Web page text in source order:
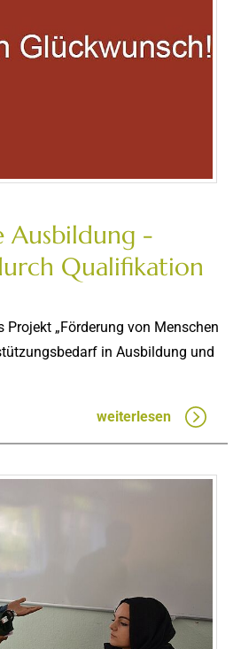
Ausbildung -
Qualifikation
Projekt „Förderung von Menschen
in Ausbildung und
weiterlesen